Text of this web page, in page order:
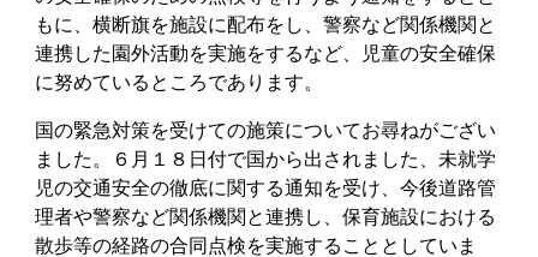
もに、横断旗を施設に配布をし、警察など関係機関と
連携した園外活動を実施をするなど、児童の安全確保
に努めているところであります。
国の緊急対策を受けての施策についてお尋ねがござい
ました。６月１８日付で国から出されました、未就学
児の交通安全の徹底に関する通知を受け、今後道路管
理者や警察など関係機関と連携し、保育施設における
散歩等の経路の合同点検を実施することとしていま